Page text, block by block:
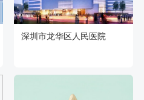
深圳市龙华区人民医院